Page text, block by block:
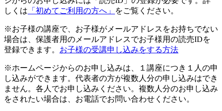
しくは 「初めてご利用の方へ」 をご覧ください。
※お子様の講座で、お子様がメールアドレスをお持ちでない
場合は、保護者用のメールアドレスでお子様用の読売IDを
登録できます。 お子様の受講申し込みをする方法
※ホームページからのお申し込みは、１講座につき１人の申
し込みができます。代表者の方が複数人分の申し込みはでき
ません。各人でお申し込みください。複数人分のお申し込み
をされたい場合は、お電話でお問い合わせください。